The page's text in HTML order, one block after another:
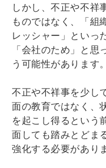
しかし、不正や不祥
ものではなく、「組
レッシャー」といっ
「会社のため」と思
う可能性があります。
不正や不祥事を少し
面の教育ではなく、
を起こし得るという
面しても踏みとどま
強化する必要があり